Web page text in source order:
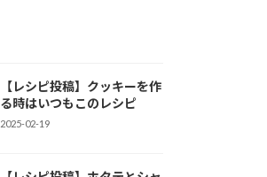
【レシピ投稿】クッキーを作
る時はいつもこのレシピ
2025-02-19